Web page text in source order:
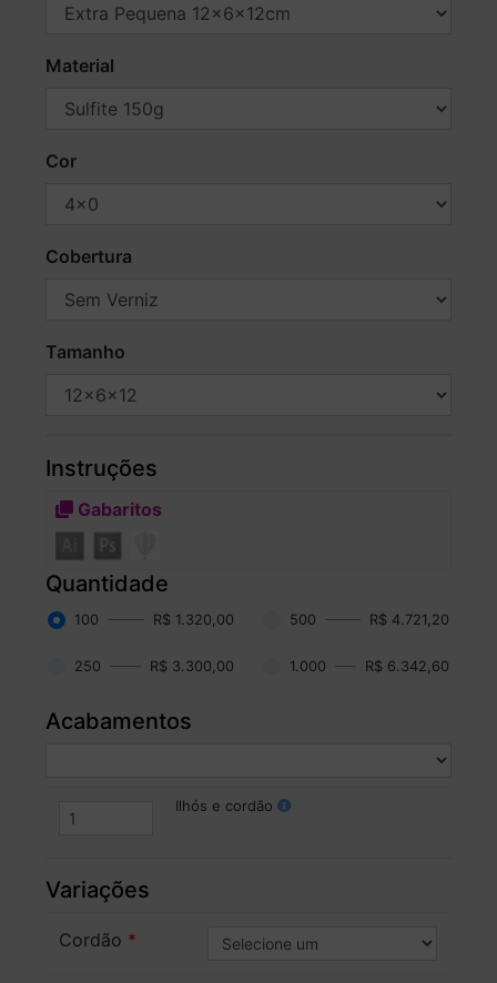
Material
Cor
Cobertura
Tamanho
Instruções
Gabaritos
Quantidade
100 R$ 1.320,00 500 R$ 4.721,20
250 R$ 3.300,00 1.000 R$ 6.342,60
Acabamentos
Ilhós e cordão
Variações
Cordão